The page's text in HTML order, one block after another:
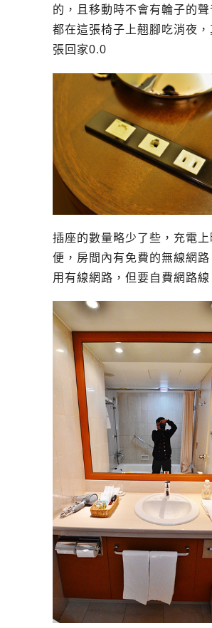
的，且移動時不會有輪子的聲
都在這張椅子上翹腳吃消夜
張回家0.0
插座的數量略少了些，充電上
便，房間內有免費的無線網路
用有線網路，但要自費網路線